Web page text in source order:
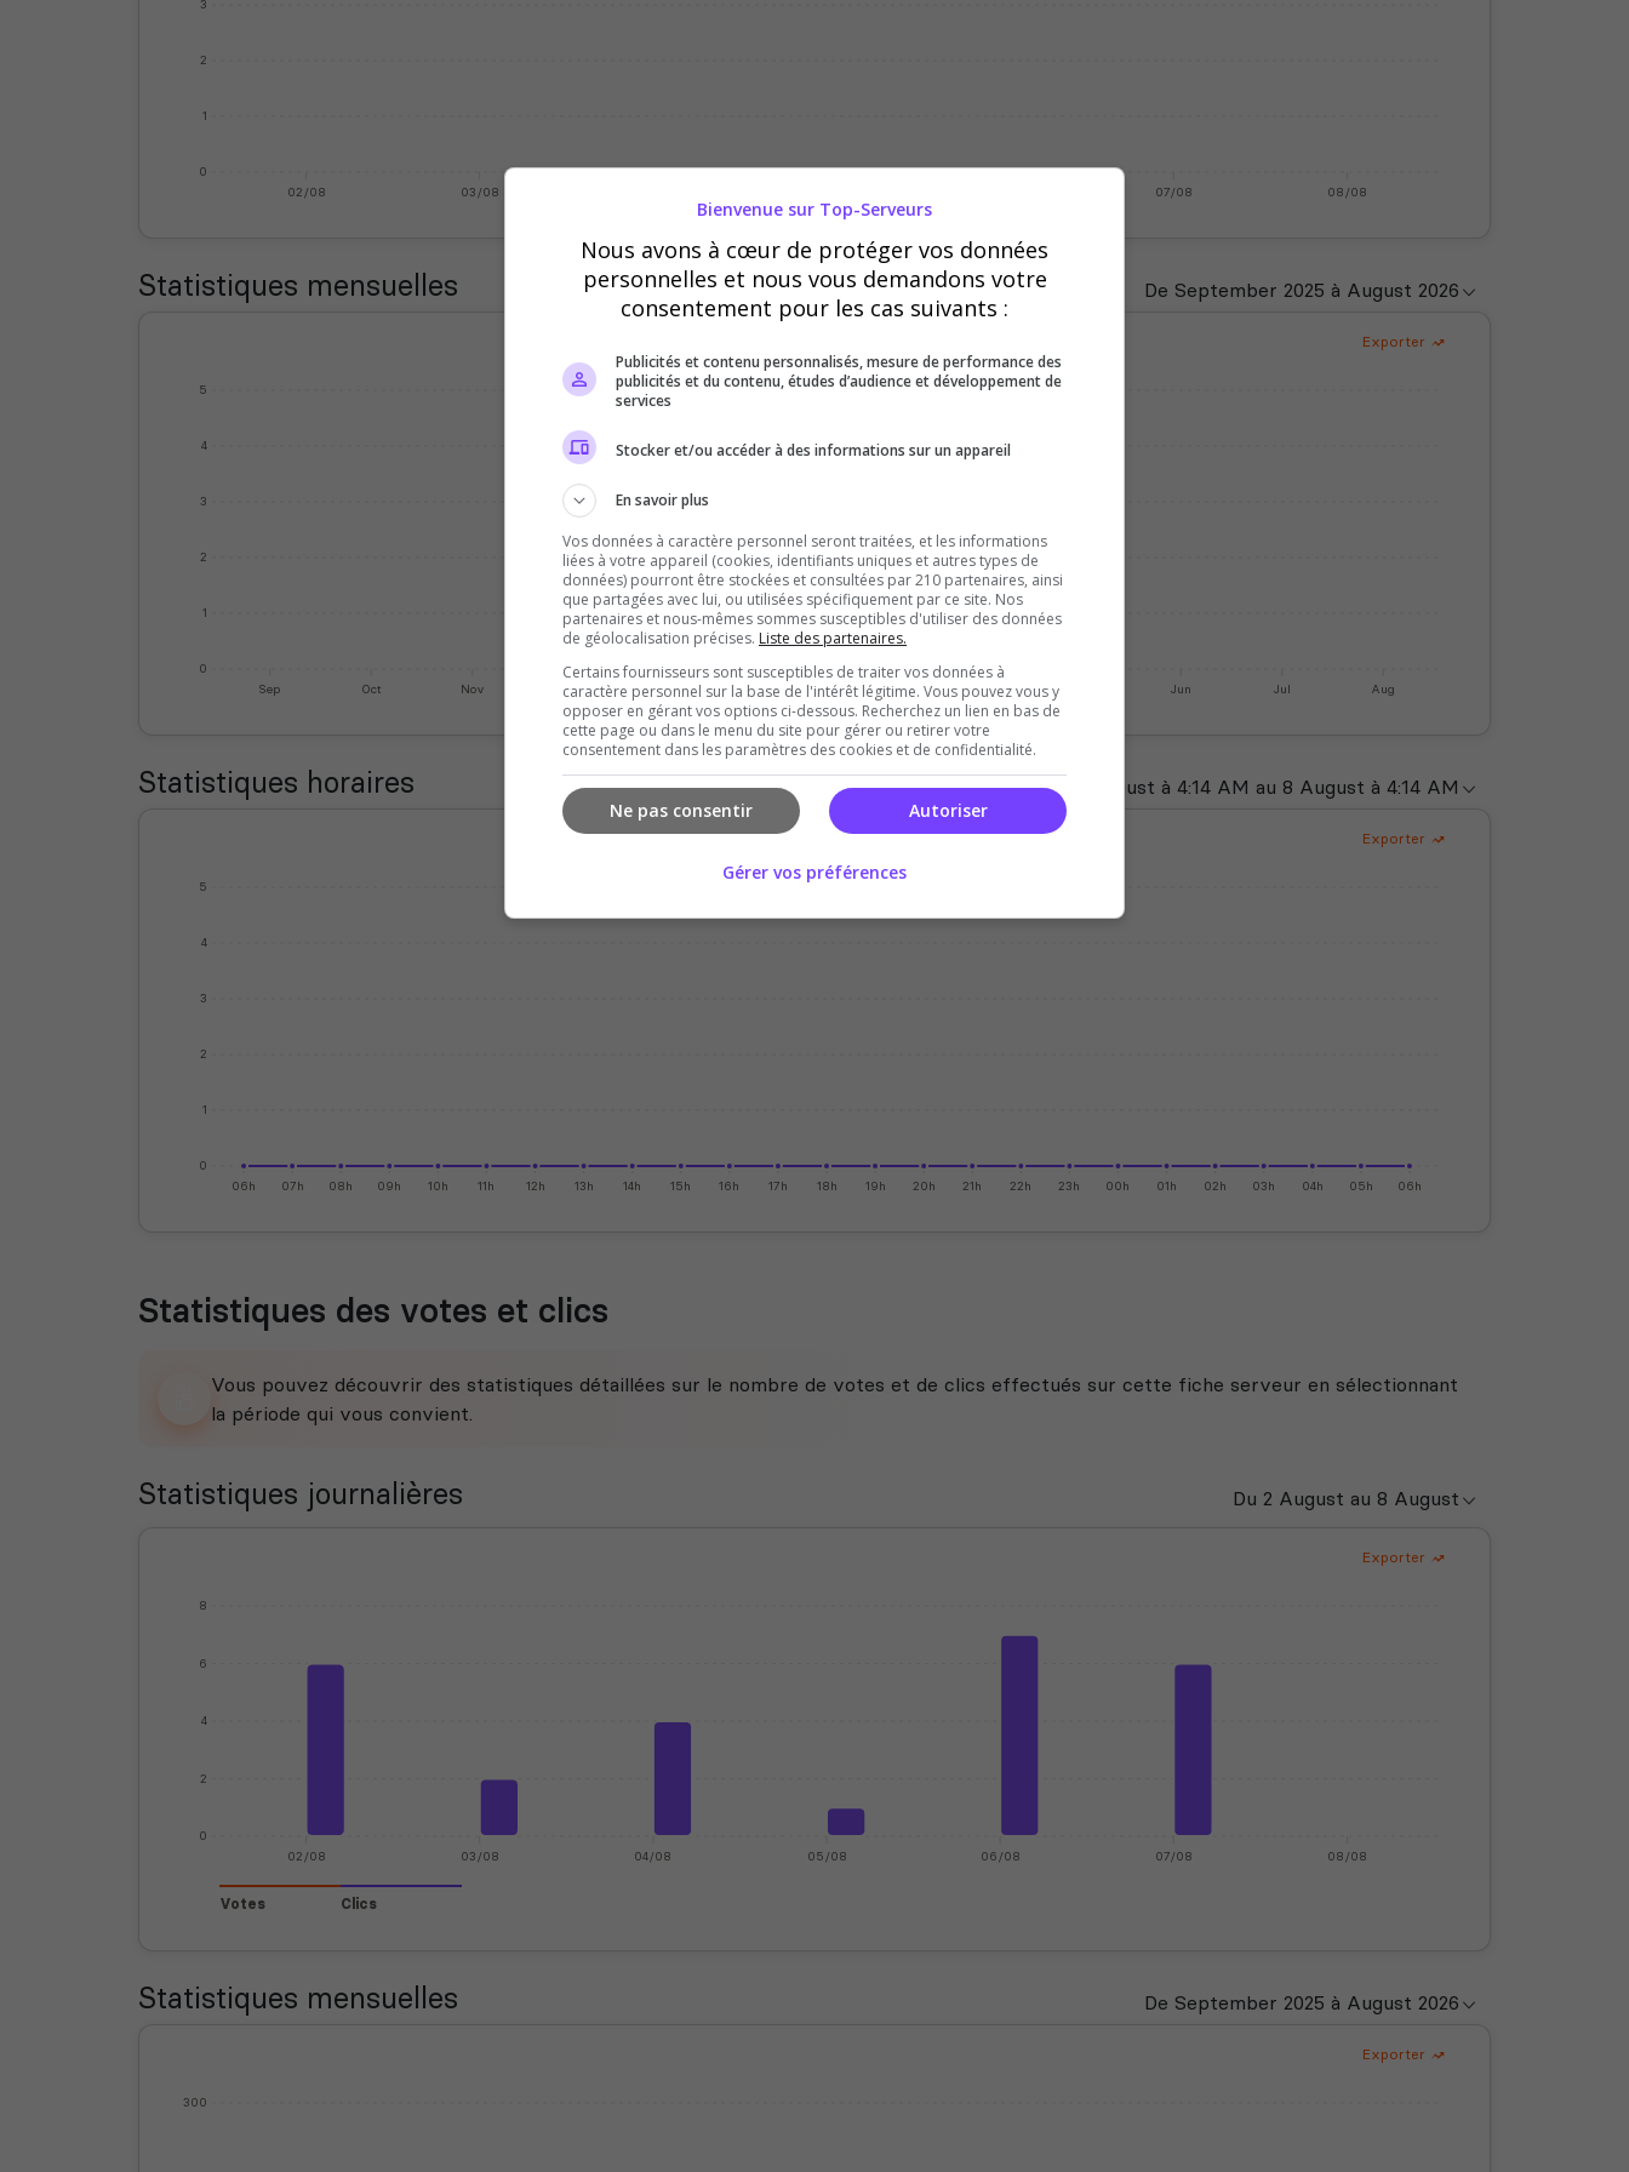
0
1
2
3
02/08 03/08 07/08 08/08
Statistiques mensuelles
Exporter
0
1
2
3
4
5
Sep Oct Nov Dec Jan Feb Mar Apr Jun Jul Aug
Statistiques horaires
Exporter
0
1
2
3
4
5
06h 07h 08h 09h 10h 11h 12h 13h 14h 15h 16h 17h 18h 19h 20h 21h 22h 23h 00h 01h 02h 03h 04h 05h 06h
Statistiques des votes et clics
Vous pouvez découvrir des statistiques détaillées sur le nombre de votes et de clics effectués sur cette fiche serveur en sélectionnant
la période qui vous convient.
Statistiques journalières
Exporter
0
2
4
6
8
02/08 03/08 04/08 05/08 06/08 07/08 08/08
Votes Clics
Statistiques mensuelles
Exporter
300
Bienvenue sur Top-Serveurs
Nous avons à cœur de protéger vos données
personnelles et nous vous demandons votre
consentement pour les cas suivants :
Publicités et contenu personnalisés, mesure de performance des
publicités et du contenu, études d’audience et développement de
services
Stocker et/ou accéder à des informations sur un appareil
En savoir plus
Vos données à caractère personnel seront traitées, et les informations
liées à votre appareil (cookies, identifiants uniques et autres types de
données) pourront être stockées et consultées par 210 partenaires, ainsi
que partagées avec lui, ou utilisées spécifiquement par ce site. Nos
partenaires et nous-mêmes sommes susceptibles d'utiliser des données
de géolocalisation précises. Liste des partenaires.
Certains fournisseurs sont susceptibles de traiter vos données à
caractère personnel sur la base de l'intérêt légitime. Vous pouvez vous y
opposer en gérant vos options ci-dessous. Recherchez un lien en bas de
cette page ou dans le menu du site pour gérer ou retirer votre
consentement dans les paramètres des cookies et de confidentialité.
Autoriser
Ne pas consentir
Gérer vos préférences